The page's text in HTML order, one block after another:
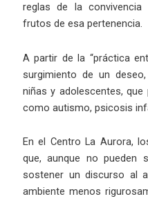
reglas de la
frutos de esa pertenencia.
A partir de la “práctica
surgimiento de un
niñas y adolescentes,
como autismo, psicosis
En el Centro La Aurora,
que, aunque no pueden
sostener un discurso al
ambiente menos